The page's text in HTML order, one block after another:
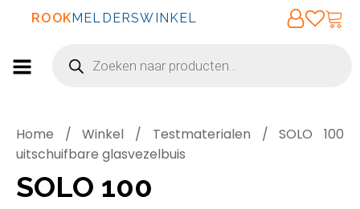
ROOKMELDERSWINKEL
Producten
zoeken
Home /Winkel / Testmaterialen / SOLO 100
uitschuifbare glasvezelbuis
SOLO 100